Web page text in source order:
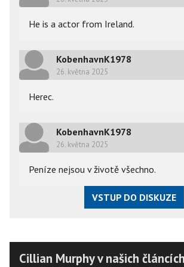
He is a actor from Ireland.
KobenhavnK1978
26. května 2025
Herec.
KobenhavnK1978
26. května 2025
Peníze nejsou v životě všechno.
VSTUP DO DISKUZE
Cillian Murphy v našich článcích